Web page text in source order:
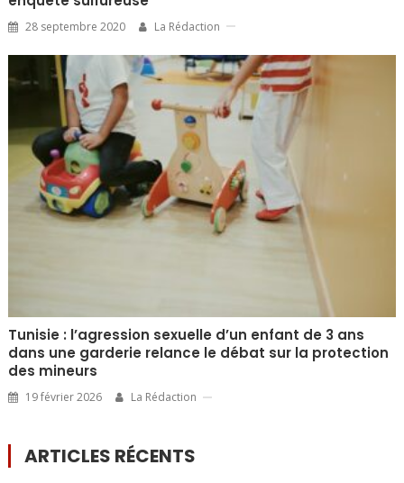
28 septembre 2020 La Rédaction
Tunisie : l’agression sexuelle d’un enfant de 3 ans
dans une garderie relance le débat sur la protection
des mineurs
19 février 2026 La Rédaction
ARTICLES RÉCENTS